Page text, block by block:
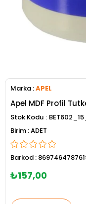
Marka :APEL
Apel MDF Profil
Stok Kodu
ADET
Barkod :
₺157,00